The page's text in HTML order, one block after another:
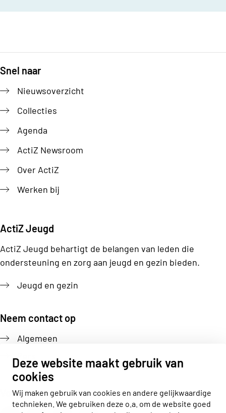
Deze website maakt gebruik van
cookies
Wij maken gebruik van cookies en andere gelijkwaardige
technieken. We gebruiken deze o.a. om de website goed
Snel naar
Nieuwsoverzicht
Collecties
Agenda
ActiZ Newsroom
Over ActiZ
Werken bij
ActiZ Jeugd
ActiZ Jeugd behartigt de belangen van leden die
ondersteuning en zorg aan jeugd en gezin bieden.
Jeugd en gezin
Neem contact op
Algemeen
Pers
Volg ons